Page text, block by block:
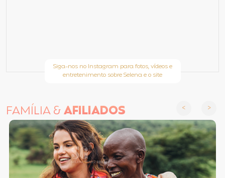
Siga-nos no Instagram para fotos, vídeos e
entretenimento sobre Selena e o site
FAMÍLIA &AFILIADOS